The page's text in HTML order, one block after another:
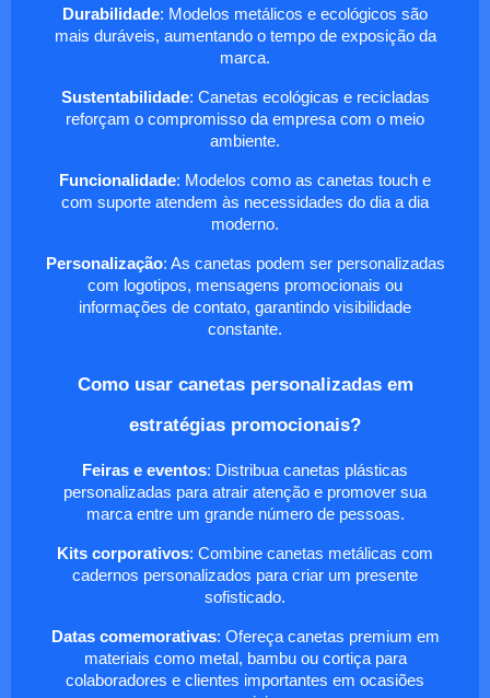
Durabilidade: Modelos metálicos e ecológicos são
mais duráveis, aumentando o tempo de exposição da
marca.
Sustentabilidade: Canetas ecológicas e recicladas
reforçam o compromisso da empresa com o meio
ambiente.
Funcionalidade: Modelos como as canetas touch e
com suporte atendem às necessidades do dia a dia
moderno.
Personalização: As canetas podem ser personalizadas
com logotipos, mensagens promocionais ou
informações de contato, garantindo visibilidade
constante.
Como usar canetas personalizadas em
estratégias promocionais?
Feiras e eventos: Distribua canetas plásticas
personalizadas para atrair atenção e promover sua
marca entre um grande número de pessoas.
Kits corporativos: Combine canetas metálicas com
cadernos personalizados para criar um presente
sofisticado.
Datas comemorativas: Ofereça canetas premium em
materiais como metal, bambu ou cortiça para
colaboradores e clientes importantes em ocasiões